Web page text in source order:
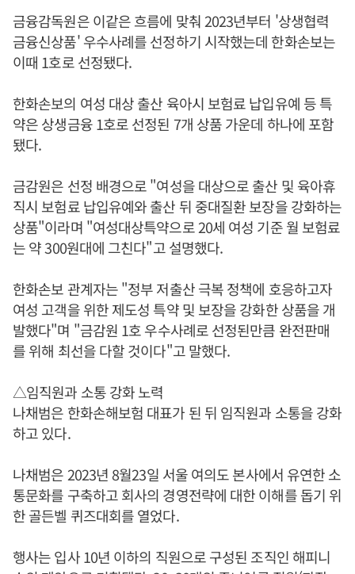
금융감독원은 이같은 흐름에 맞춰 2023년부터 '상생협력
금융신상품' 우수사례를 선정하기 시작했는데 한화손보는
이때 1호로 선정됐다.
한화손보의 여성 대상 출산 육아시 보험료 납입유예 등 특
약은 상생금융 1호로 선정된 7개 상품 가운데 하나에 포함
됐다.
금감원은 선정 배경으로 "여성을 대상으로 출산 및 육아휴
직시 보험료 납입유예와 출산 뒤 중대질환 보장을 강화하는
상품"이라며 "여성대상특약으로 20세 여성 기준 월 보험료
는 약 300원대에 그친다"고 설명했다.
한화손보 관계자는 "정부 저출산 극복 정책에 호응하고자
여성 고객을 위한 제도성 특약 및 보장을 강화한 상품을 개
발했다"며 "금감원 1호 우수사례로 선정된만큼 완전판매
를 위해 최선을 다할 것이다"고 말했다.
△임직원과 소통 강화 노력
나채범은 한화손해보험 대표가 된 뒤 임직원과 소통을 강화
하고 있다.
나채범은 2023년 8월23일 서울 여의도 본사에서 유연한 소
통문화를 구축하고 회사의 경영전략에 대한 이해를 돕기 위
한 골든벨 퀴즈대회를 열었다.
행사는 입사 10년 이하의 직원으로 구성된 조직인 해피니